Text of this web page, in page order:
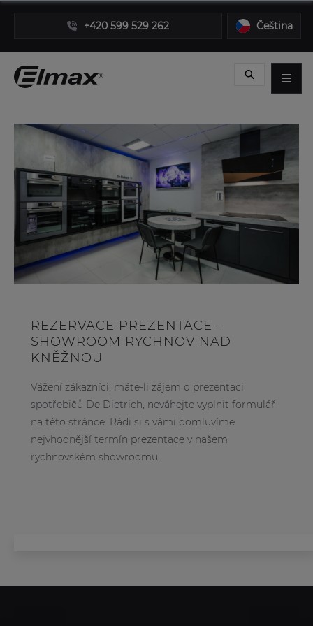
+420 599 529 262 Čeština
REZERVACE PREZENTACE -
SHOWROOM RYCHNOV NAD
KNĚŽNOU
Vážení zákazníci, máte-li zájem o prezentaci
spotřebičů De Dietrich, neváhejte vyplnit formulář
na této stránce. Rádi si s vámi domluvíme
nejvhodnější termín prezentace v našem
rychnovském showroomu.